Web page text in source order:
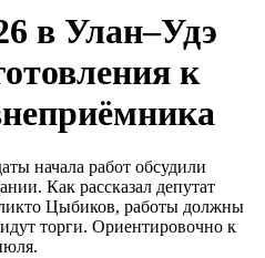
в Улан–Удэ
к
начала работ обсудили
Как рассказал депутат
Цыбиков, работы должны
торги. Ориентировочно к